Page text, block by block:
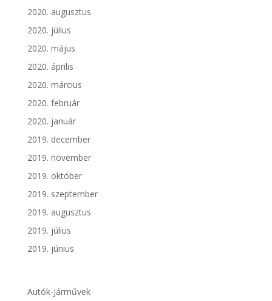
2020. augusztus
2020. július
2020. május
2020. április
2020. március
2020. február
2020. január
2019. december
2019. november
2019. október
2019. szeptember
2019. augusztus
2019. július
2019. június
Autók-Járművek